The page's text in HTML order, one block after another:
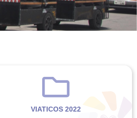
VIATICOS 2022